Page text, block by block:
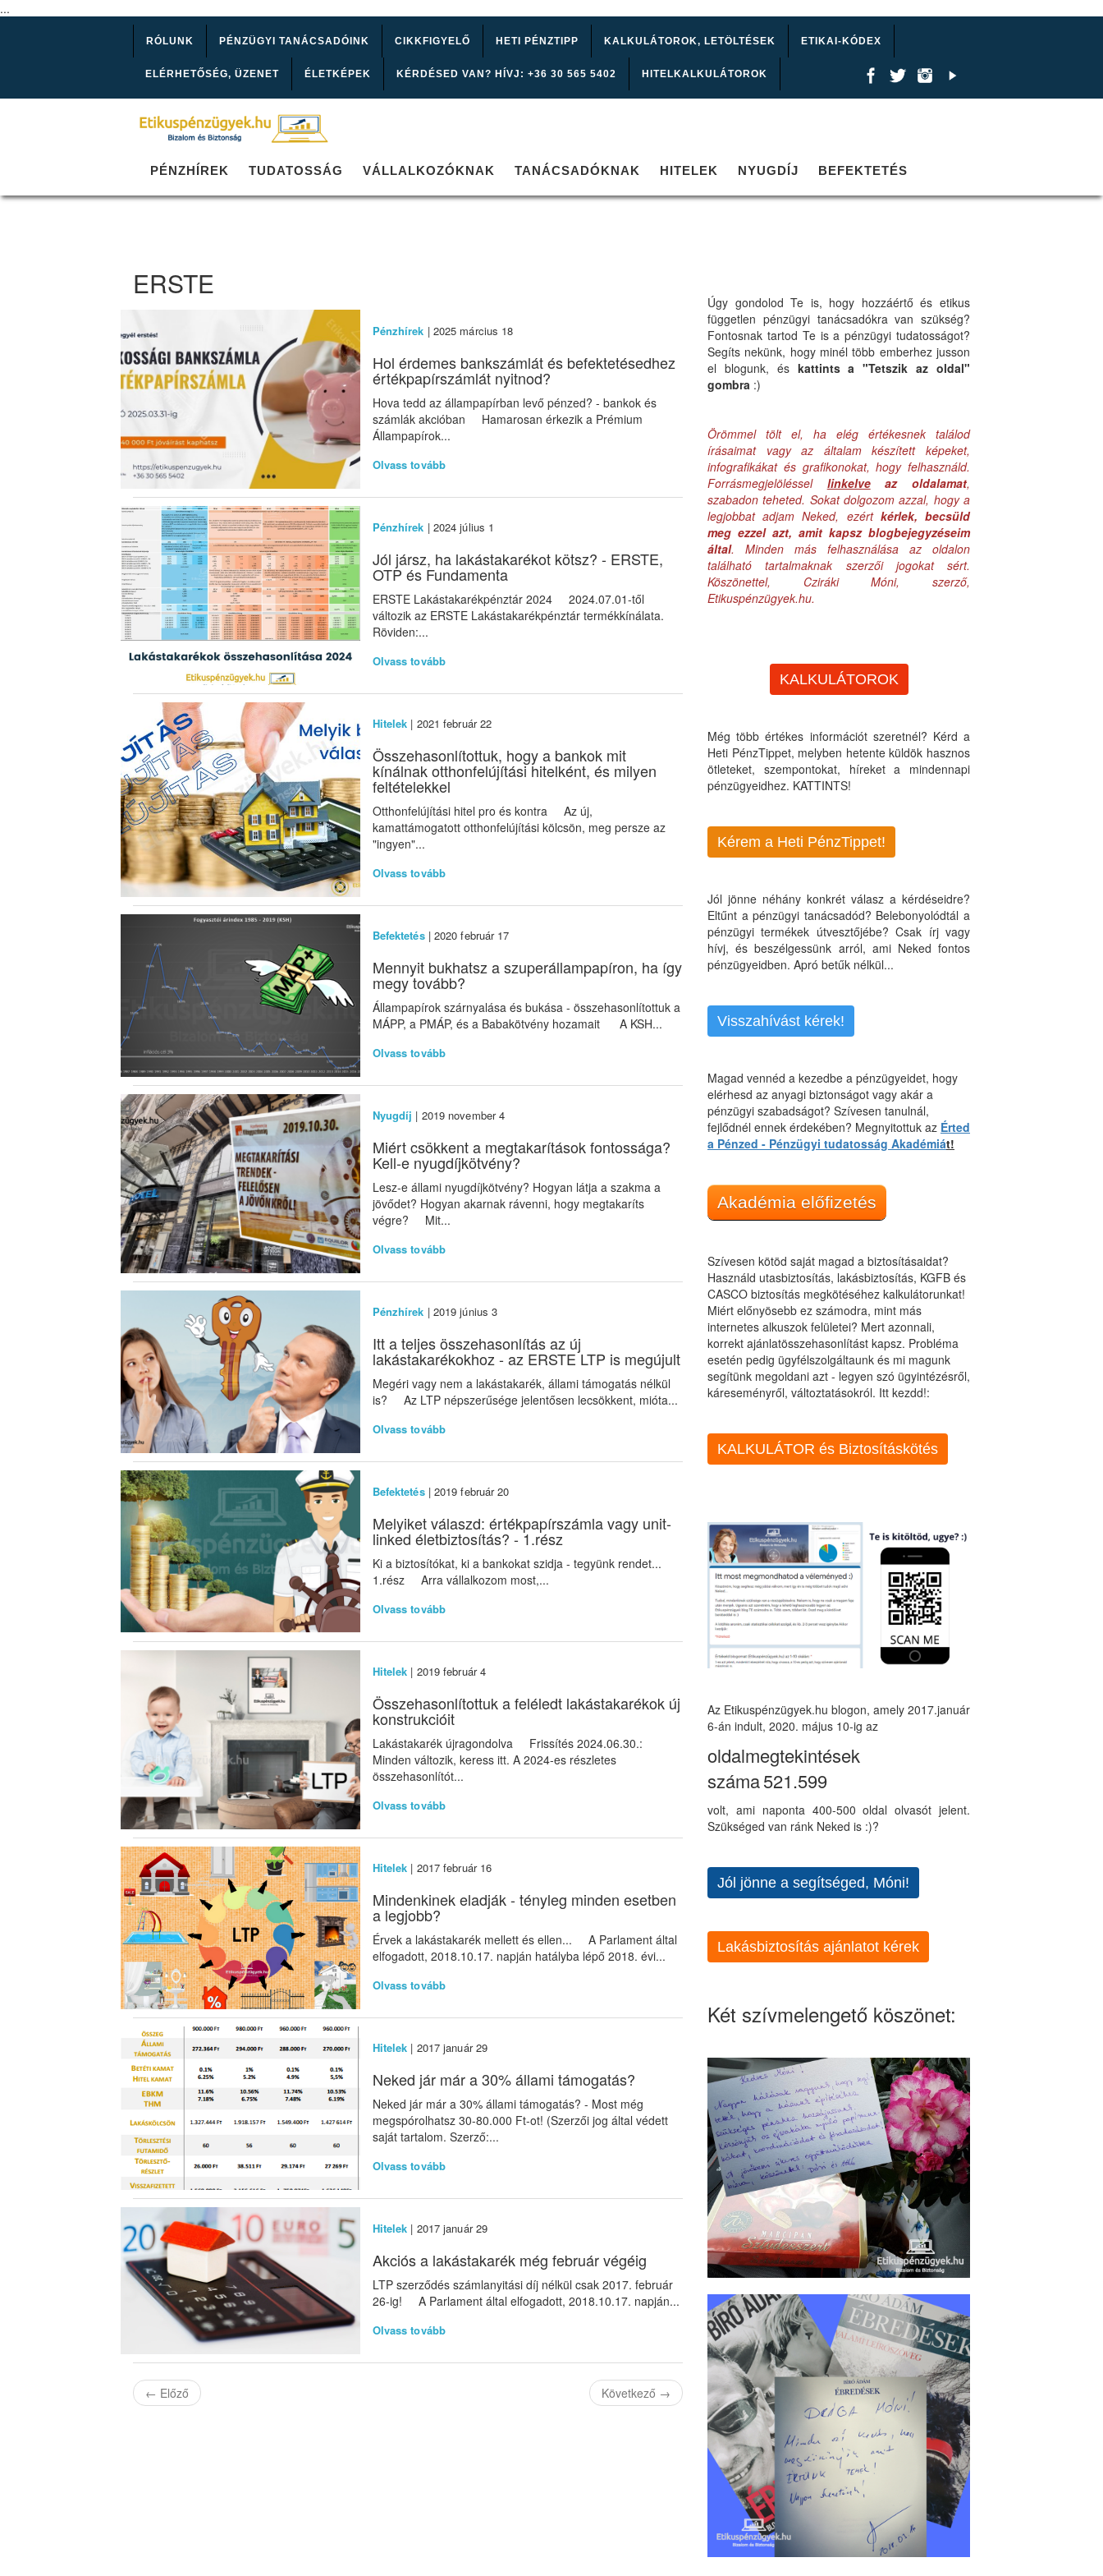
...
RÓLUNK PÉNZÜGYI TANÁCSADÓINK CIKKFIGYELŐ HETI PÉNZTIPP KALKULÁTOROK, LETÖLTÉSEK ETIKAI-KÓDEX
ELÉRHETŐSÉG, ÜZENET ÉLETKÉPEK KÉRDÉSED VAN? HÍVJ: +36 30 565 5402 HITELKALKULÁTOROK
PÉNZHÍREK TUDATOSSÁG VÁLLALKOZÓKNAK TANÁCSADÓKNAK HITELEK NYUGDÍJ BEFEKTETÉS
ERSTE
Pénzhírek | 2025 március 18
Hol érdemes bankszámlát és befektetésedhez
értékpapírszámlát nyitnod?
Hova tedd az állampapírban levő pénzed? - bankok és
számlák akcióban Hamarosan érkezik a Prémium
Állampapírok...
Olvass tovább
Pénzhírek | 2024 július 1
Jól jársz, ha lakástakarékot kötsz? - ERSTE,
OTP és Fundamenta
ERSTE Lakástakarékpénztár 2024 2024.07.01-től
változik az ERSTE Lakástakarékpénztár termékkínálata.
Röviden:...
Olvass tovább
Hitelek | 2021 február 22
Összehasonlítottuk, hogy a bankok mit
kínálnak otthonfelújítási hitelként, és milyen
feltételekkel
Otthonfelújítási hitel pro és kontra Az új,
kamattámogatott otthonfelújítási kölcsön, meg persze az
"ingyen"...
Olvass tovább
Befektetés| 2020 február 17
Mennyit bukhatsz a szuperállampapíron, ha így
megy tovább?
Állampapírok szárnyalása és bukása - összehasonlítottuk a
MÁPP, a PMÁP, és a Babakötvény hozamait A KSH...
Olvass tovább
Nyugdíj | 2019 november 4
Miért csökkent a megtakarítások fontossága?
Kell-e nyugdíjkötvény?
Lesz-e állami nyugdíjkötvény? Hogyan látja a szakma a
jövődet? Hogyan akarnak rávenni, hogy megtakaríts
végre? Mit...
Olvass tovább
Pénzhírek | 2019 június 3
Itt a teljes összehasonlítás az új
lakástakarékokhoz - az ERSTE LTP is megújult
Megéri vagy nem a lakástakarék, állami támogatás nélkül
is? Az LTP népszerűsége jelentősen lecsökkent, mióta...
Olvass tovább
Befektetés| 2019 február 20
Melyiket válaszd: értékpapírszámla vagy unit-
linked életbiztosítás? - 1.rész
Ki a biztosítókat, ki a bankokat szidja - tegyünk rendet...
1.rész Arra vállalkozom most,...
Olvass tovább
Hitelek | 2019 február 4
Összehasonlítottuk a feléledt lakástakarékok új
konstrukcióit
Lakástakarék újragondolva Frissítés 2024.06.30.:
Minden változik, keress itt. A 2024-es részletes
összehasonlítót...
Olvass tovább
Hitelek | 2017 február 16
Mindenkinek eladják - tényleg minden esetben
a legjobb?
Érvek a lakástakarék mellett és ellen... A Parlament által
elfogadott, 2018.10.17. napján hatályba lépő 2018. évi...
Olvass tovább
Hitelek | 2017 január 29
Neked jár már a 30% állami támogatás?
Neked jár már a 30% állami támogatás? - Most még
megspórolhatsz 30-80.000 Ft-ot! (Szerzői jog által védett
saját tartalom. Szerző:...
Olvass tovább
Hitelek | 2017 január 29
Akciós a lakástakarék még február végéig
LTP szerződés számlanyitási díj nélkül csak 2017. február
26-ig! A Parlament által elfogadott, 2018.10.17. napján...
Olvass tovább
← Előző Következő →
Úgy gondolod Te is, hogy hozzáértő és etikus
független pénzügyi tanácsadókra van szükség?
Fontosnak tartod Te is a pénzügyi tudatosságot?
Segíts nekünk, hogy minél több emberhez jusson
el blogunk, és kattints a "Tetszik az oldal"
gombra :)
Örömmel tölt el, ha elég értékesnek találod
írásaimat vagy az általam készített képeket,
infografikákat és grafikonokat, hogy felhasználd.
Forrásmegjelöléssel linkelveaz oldalamat,
szabadon teheted. Sokat dolgozom azzal, hogy a
legjobbat adjam Neked, ezért kérlek, becsüld
meg ezzel azt, amit kapsz blogbejegyzéseim
által. Minden más felhasználása az oldalon
található tartalmaknak szerzői jogokat sért.
Köszönettel, Cziráki Móni, szerző,
Etikuspénzügyek.hu.
KALKULÁTOROK
Még több értékes információt szeretnél? Kérd a
Heti PénzTippet, melyben hetente küldök hasznos
ötleteket, szempontokat, híreket a mindennapi
pénzügyeidhez. KATTINTS!
Kérem a Heti PénzTippet!
Jól jönne néhány konkrét válasz a kérdéseidre?
Eltűnt a pénzügyi tanácsadód? Belebonyolódtál a
pénzügyi termékek útvesztőjébe? Csak írj vagy
hívj, és beszélgessünk arról, ami Neked fontos
pénzügyeidben. Apró betűk nélkül...
Visszahívást kérek!
Magad vennéd a kezedbe a pénzügyeidet, hogy
elérhesd az anyagi biztonságot vagy akár a
pénzügyi szabadságot? Szívesen tanulnál,
fejlődnél ennek érdekében? Megnyitottuk az Érted
a Pénzed - Pénzügyi tudatosság Akadémiát!
Akadémia előfizetés
Szívesen kötöd saját magad a biztosításaidat?
Használd utasbiztosítás, lakásbiztosítás, KGFB és
CASCO biztosítás megkötéséhez kalkulátorunkat!
Miért előnyösebb ez számodra, mint más
internetes alkuszok felületei? Mert azonnali,
korrekt ajánlatösszehasonlítást kapsz. Probléma
esetén pedig ügyfélszolgáltaunk és mi magunk
segítünk megoldani azt - legyen szó ügyintézésről,
káreseményről, változtatásokról. Itt kezdd!:
KALKULÁTOR és Biztosításkötés
Az Etikuspénzügyek.hu blogon, amely 2017.január
6-án indult, 2020. május 10-ig az
oldalmegtekintések
száma521.599
volt, ami naponta 400-500 oldal olvasót jelent.
Szükséged van ránk Neked is :)?
Jól jönne a segítséged, Móni!
Lakásbiztosítás ajánlatot kérek
Két szívmelengető köszönet: